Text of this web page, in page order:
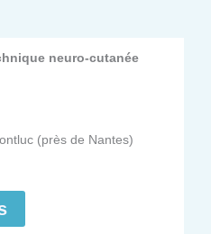
neuro-cutanée
(près de Nantes)